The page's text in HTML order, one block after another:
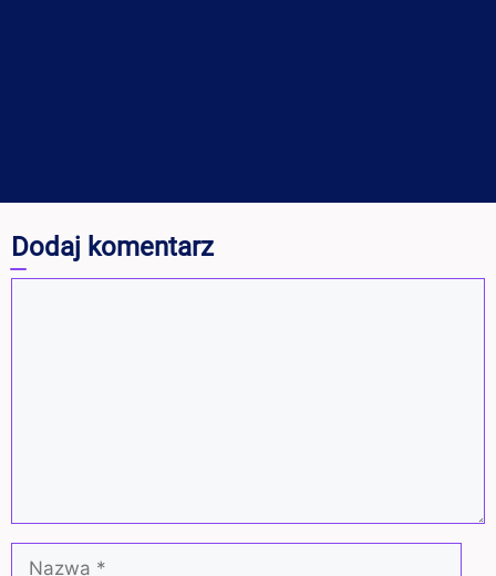
Dodaj komentarz
Nazwa